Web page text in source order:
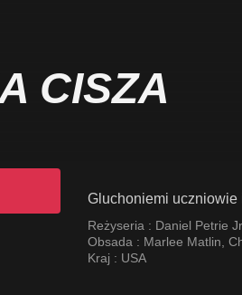
CISZA
Gluchoniemi uczniowie
Reżyseria : Daniel Petrie Jr.
Obsada : Marlee Matlin
Kraj : USA